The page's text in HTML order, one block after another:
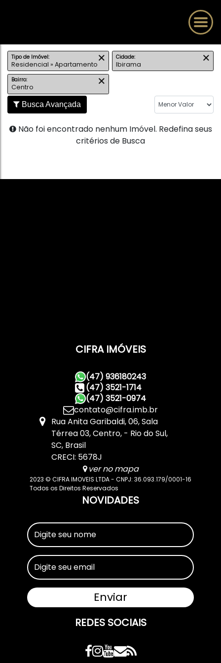
Tipo de Imóvel:
Residencial » Apartamento
Cidade:
Ibirama
Bairro:
Centro
Busca Avançada
Não foi encontrado nenhum Imóvel. Redefina seus
critérios de Busca
CIFRA IMÓVEIS
(47) 936180243
(47) 3521-1714
(47) 3521-0974
contato@cifra.imb.br
Rua Anita Garibaldi,06,Sala
Térrea 03,Centro, Rio do Sul,
SC, Brasil
CRECI: 5678J
ver no mapa
2023 © CIFRA IMOVEIS LTDA - CNPJ: 36.093.179/0001-16
Todos os Direitos Reservados
NOVIDADES
REDES SOCIAIS